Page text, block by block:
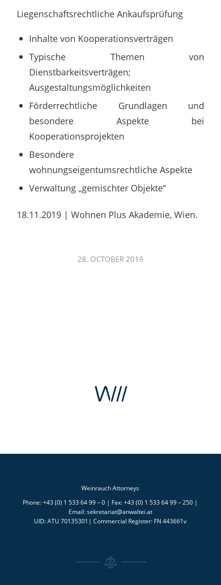
Liegenschaftsrechtliche Ankaufsprüfung
Inhalte von Kooperationsverträgen
Typische Themen von
Dienstbarkeitsverträgen;
Ausgestaltungsmöglichkeiten
Förderrechtliche Grundlagen und
besondere Aspekte bei
Kooperationsprojekten
Besondere
wohnungseigentumsrechtliche Aspekte
Verwaltung „gemischter Objekte“
18.11.2019 | Wohnen Plus Akademie, Wien.
28. OCTOBER 2019
Weinrauch Attorneys
Phone: +43 (0) 1 533 64 99 – 0 | Fax: +43 (0) 1 533 64 99 – 250 |
Email: sekretariat@anwaltei.at
UID: ATU 70135301| Commercial Register: FN 443661v